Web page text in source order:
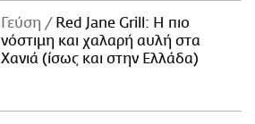
Γεύση
Red Jane Grill: Η πιο
νόστιμη και χαλαρή αυλή στα
Χανιά (ίσως και στην Ελλάδα)